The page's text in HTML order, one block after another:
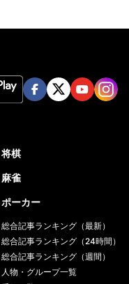
将棋
麻雀
ポーカー
総合記事ランキング（最新）
総合記事ランキング（24時間）
総合記事ランキング（週間）
人物・グループ一覧